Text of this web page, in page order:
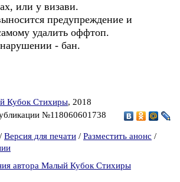
или у визави.
предупреждение и
удалить оффтоп.
- бан.
Кубок Стихиры, 2018
№118060601738
/ Версия для печати / Разместить анонс /
автора Малый Кубок Стихиры